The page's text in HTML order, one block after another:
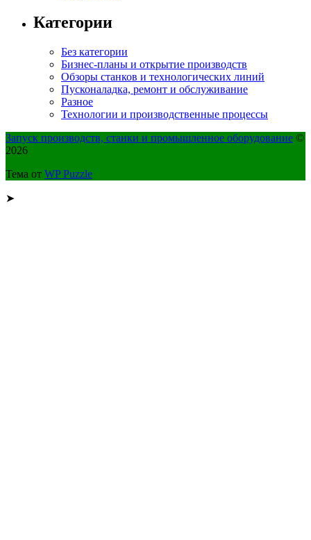
Категории
Без категории
Бизнес-планы и открытие производств
Обзоры станков и технологических линий
Пусконаладка, ремонт и обслуживание
Разное
Технологии и производственные процессы
Запуск производств, станки и промышленное оборудование ©
2026
Тема от WP Puzzle
➤